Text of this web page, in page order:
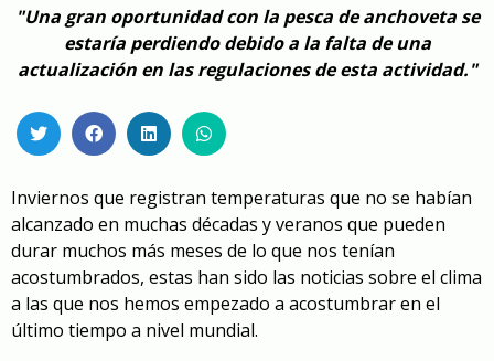
"Una gran oportunidad con la pesca de anchoveta se
estaría perdiendo debido a la falta de una
actualización en las regulaciones de esta actividad."
Inviernos que registran temperaturas que no se habían
alcanzado en muchas décadas y veranos que pueden
durar muchos más meses de lo que nos tenían
acostumbrados, estas han sido las noticias sobre el clima
a las que nos hemos empezado a acostumbrar en el
último tiempo a nivel mundial.